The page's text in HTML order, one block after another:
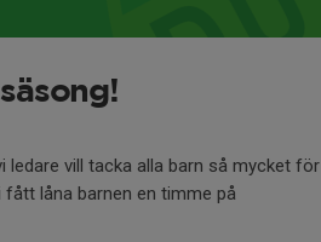
ledare vill tacka alla barn så mycket för
låna barnen en timme på